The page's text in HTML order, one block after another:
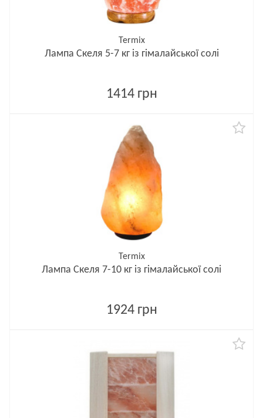
Termix
Лампа Скеля 5-7 кг із гімалайської солі
1414 грн
Termix
Лампа Скеля 7-10 кг із гімалайської солі
1924 грн